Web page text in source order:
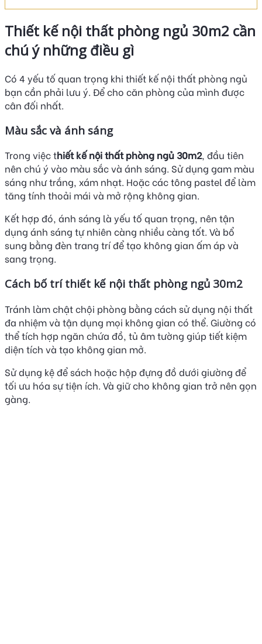
Thiết kế nội thất phòng ngủ 30m2 cần
chú ý những điều gì
Có 4 yếu tố quan trọng khi thiết kế nội thất phòng ngủ
bạn cần phải lưu ý. Để cho căn phòng của mình được
cân đối nhất.
Màu sắc và ánh sáng
Trong việc thiết kế nội thất phòng ngủ 30m2, đầu tiên
nên chú ý vào màu sắc và ánh sáng. Sử dụng gam màu
sáng như trắng, xám nhạt. Hoặc các tông pastel để làm
tăng tính thoải mái và mở rộng không gian.
Kết hợp đó, ánh sáng là yếu tố quan trọng, nên tận
dụng ánh sáng tự nhiên càng nhiều càng tốt. Và bổ
sung bằng đèn trang trí để tạo không gian ấm áp và
sang trọng.
Cách bố trí thiết kế nội thất phòng ngủ 30m2
Tránh làm chật chội phòng bằng cách sử dụng nội thất
đa nhiệm và tận dụng mọi không gian có thể. Giường có
thể tích hợp ngăn chứa đồ, tủ âm tường giúp tiết kiệm
diện tích và tạo không gian mở.
Sử dụng kệ để sách hoặc hộp đựng đồ dưới giường để
tối ưu hóa sự tiện ích. Và giữ cho không gian trở nên gọn
gàng.